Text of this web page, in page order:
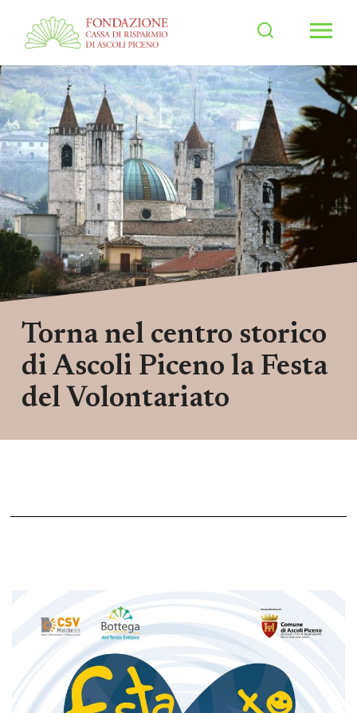
Torna nel centro storico
di Ascoli Piceno la Festa
del Volontariato